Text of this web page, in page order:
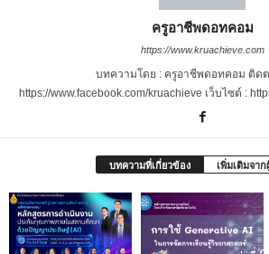
ครูอาชีพดอทคอม
https://www.kruachieve.com
บทความโดย : ครูอาชีพดอทคอม ติด
https://www.facebook.com/kruachieve เว็บไซต์ :
บทความที่เกี่ยวข้อง เพิ่มเติมจา